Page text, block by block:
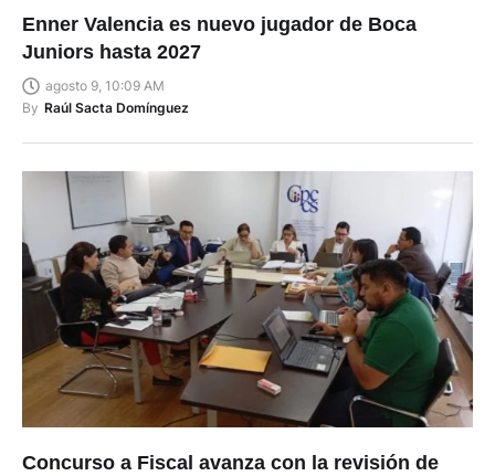
Enner Valencia es nuevo jugador de Boca
Juniors hasta 2027
agosto 9, 10:09 AM
By Raúl Sacta Domínguez
Concurso a Fiscal avanza con la revisión de